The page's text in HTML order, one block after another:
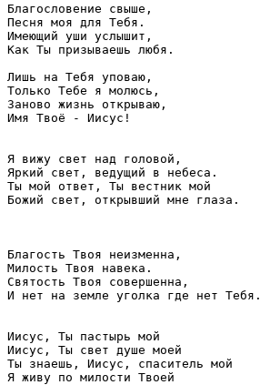
Благословение свыше,
Песня моя для Тебя.
Имеющий уши услышит,
Как Ты призываешь любя.
Лишь на Тебя уповаю,
Только Тебе я молюсь,
Заново жизнь открываю,
Имя Твоё - Иисус!
Я вижу свет над головой,
Яркий свет, ведущий в небеса.
Ты мой ответ, Ты вестник мой
Божий свет, открывший мне глаза.
Благость Твоя неизменна,
Милость Твоя навека.
Святость Твоя совершенна,
И нет на земле уголка где нет Тебя.
Иисус, Ты пастырь мой
Иисус, Ты свет душе моей
Ты знаешь, Иисус, спаситель мой
Я живу по милости Твоей